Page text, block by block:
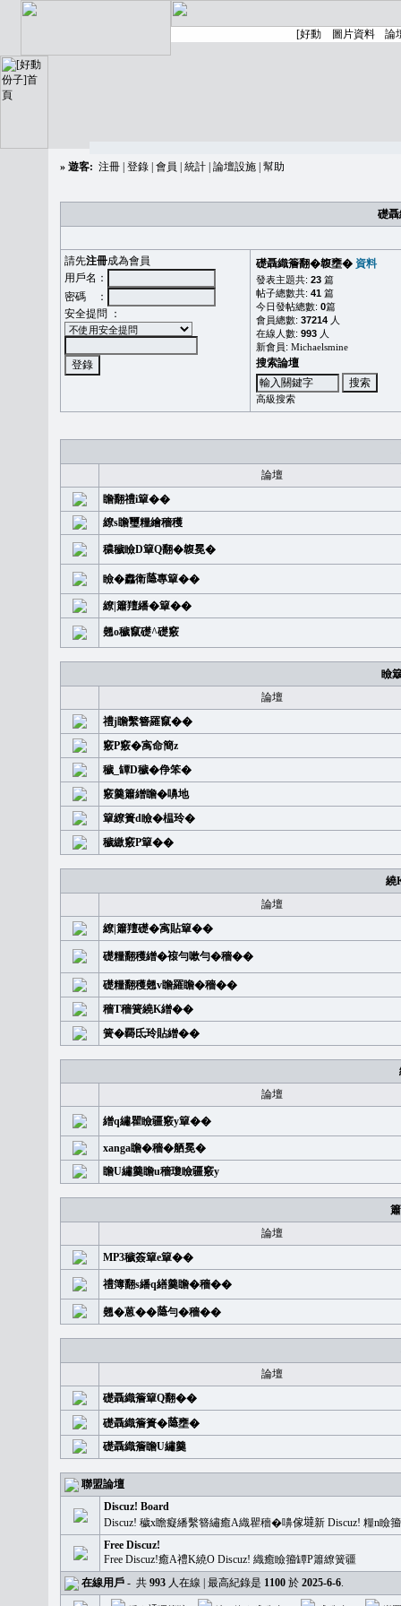
» 遊客: 注冊 登錄 會員 統計 論壇設施 幫助
礎
請先注冊成為會員
用戶名：
密碼 ：
安全提問 ：
礎聶織簷翻�䪖壅� 資料
發表主題共: 23 篇
帖子總數共: 41 篇
今日發帖總數: 0篇
會員總數: 37214 人
在線人數: 993 人
新會員: Michaelsmine
搜索論壇
高級搜索
論壇
瞻翻禮i簞��
繚s瞻璽糧繪穡穫
穠穢瞼D簞Q翻�䪖冕�
瞼�䆐衛𦻕專簞��
繚|簫羶繙�簞��
翹o穢竄礎^礎竅
瞼
論壇
禮j瞻繫簪羅竄��
竅P竅�㝢命簡z
穢_罈D穢�鿇笨�
竅羹簫繒瞻�嚊地
簞繚簣d瞼�榅玲�
穢繳竅P簞��
繞
論壇
繚|簫羶礎�㝢貼簞��
礎糧翻穫繒�䙛勻嗽勻�穡��
礎糧翻穫翹v瞻羅瞻�穡��
穡T穡簧繞K繒��
簧�覉氐玲貼繒��
論壇
繒q繡瞿瞼疆竅y簞��
xanga瞻�穡�舾冕�
瞻U繡羹瞻u穡瓊瞼疆竅y
論壇
MP3穢簽簞e簞��
禮簿翻s繙q繕羹瞻�穡��
翹�蒽��𦻕勻�穡��
論壇
礎聶織簷簞Q翻��
礎聶織簷簣�𦻕壅�
礎聶織簷瞻U繡羹
聯盟論壇
Discuz! Board
Discuz! 穢x瞻癡繙繫簪繡癒A織瞿穡�嚊傢𡐿新 Discuz! 糧n
Free Discuz!
Free Discuz!癒A禮K繞O Discuz! 織癒瞼籀罈P簫繚簧疆
在線用戶 - 共 993 人在線 | 最高紀錄是 1100 於 2025-6-6.